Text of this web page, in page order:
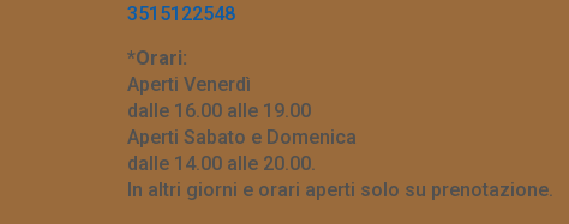
3515122548
*Orari:
Aperti Venerdì
dalle 16.00 alle 19.00
Aperti Sabato e Domenica
dalle 14.00 alle 20.00.
In altri giorni e orari aperti solo su prenotazione.